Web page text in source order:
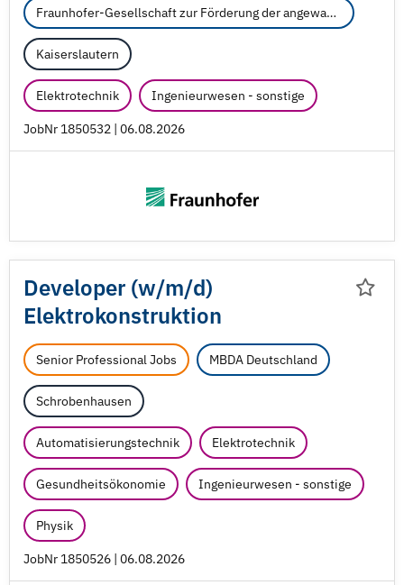
Fraunhofer-Gesellschaft zur Förderung der angewandten Forschung e.V.
Kaiserslautern
Elektrotechnik Ingenieurwesen - sonstige
JobNr 1850532 | 06.08.2026
Developer (w/m/d)
Elektrokonstruktion
Senior Professional Jobs MBDA Deutschland
Schrobenhausen
Automatisierungstechnik Elektrotechnik
Gesundheitsökonomie Ingenieurwesen - sonstige
Physik
JobNr 1850526 | 06.08.2026